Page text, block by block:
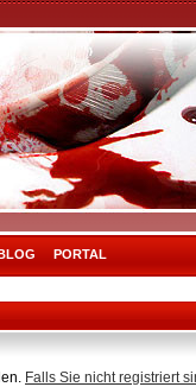
PORTAL
Falls Sie nicht registriert